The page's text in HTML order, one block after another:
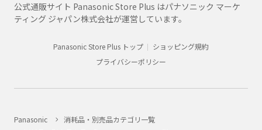
公式通販サイト Panasonic Store Plus はパナソニック マーケ
ティング ジャパン株式会社が運営しています。
Panasonic Store Plus トップ
ショッピング規約
プライバシーポリシー
Panasonic
消耗品・別売品カテゴリ一覧